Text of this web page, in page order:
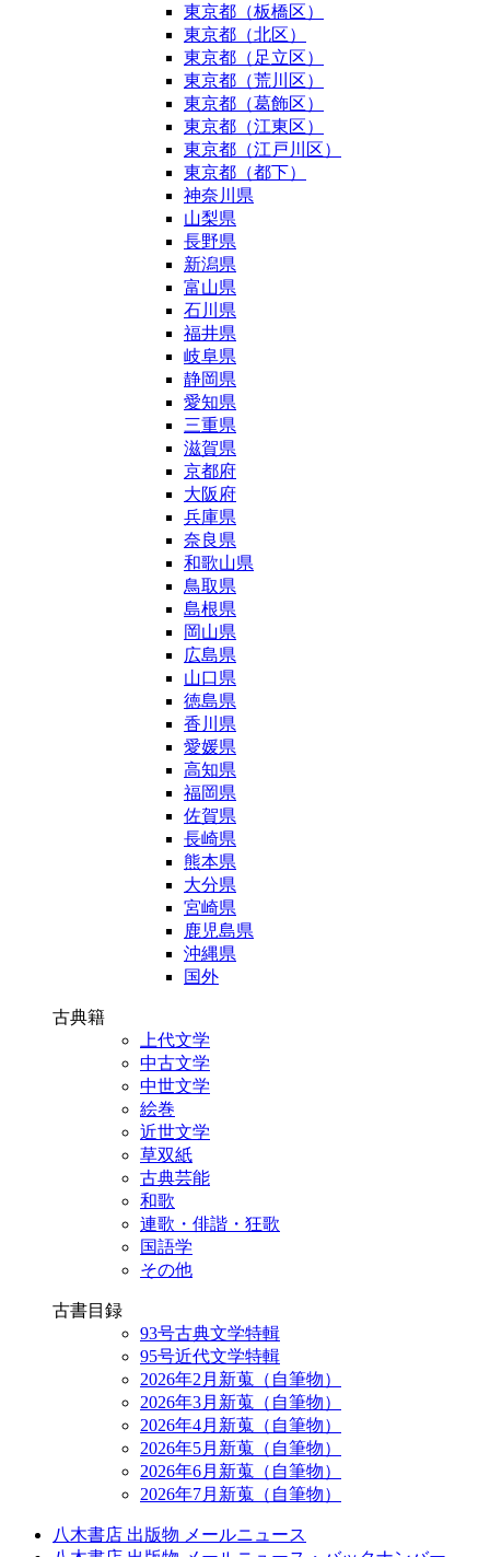
東京都（板橋区）
東京都（北区）
東京都（足立区）
東京都（荒川区）
東京都（葛飾区）
東京都（江東区）
東京都（江戸川区）
東京都（都下）
神奈川県
山梨県
長野県
新潟県
富山県
石川県
福井県
岐阜県
静岡県
愛知県
三重県
滋賀県
京都府
大阪府
兵庫県
奈良県
和歌山県
鳥取県
島根県
岡山県
広島県
山口県
徳島県
香川県
愛媛県
高知県
福岡県
佐賀県
長崎県
熊本県
大分県
宮崎県
鹿児島県
沖縄県
国外
古典籍
上代文学
中古文学
中世文学
絵巻
近世文学
草双紙
古典芸能
和歌
連歌・俳諧・狂歌
国語学
その他
古書目録
93号古典文学特輯
95号近代文学特輯
2026年2月新蒐（自筆物）
2026年3月新蒐（自筆物）
2026年4月新蒐（自筆物）
2026年5月新蒐（自筆物）
2026年6月新蒐（自筆物）
2026年7月新蒐（自筆物）
八木書店 出版物 メールニュース